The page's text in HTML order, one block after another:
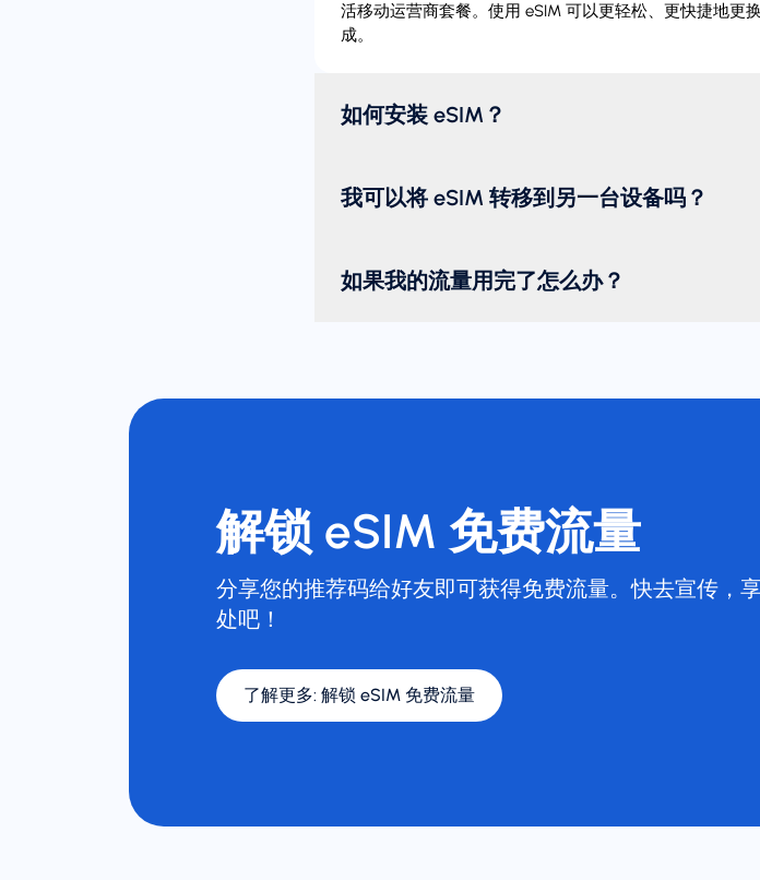
活移动运营商套餐。使用 eSIM 可以更轻松、更快捷地更
成。
如何安装 eSIM？
我可以将 eSIM 转移到另一台设备吗？
如果我的流量用完了怎么办？
解锁 eSIM 免费流量
分享您的推荐码给好友即可获得免费流量。快去宣传，
处吧！
了解更多: 解锁 eSIM 免费流量